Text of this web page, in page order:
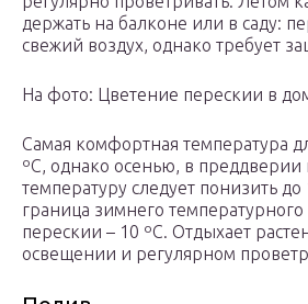
держать на балконе или в саду:
свежий воздух, однако требует
На фото: Цветение перескии в
Самая комфортная температура
ºC, однако осенью, в преддверии
температуру следует понизить
граница зимнего
перескии – 10 ºC. Отдыхает
освещении и регулярном